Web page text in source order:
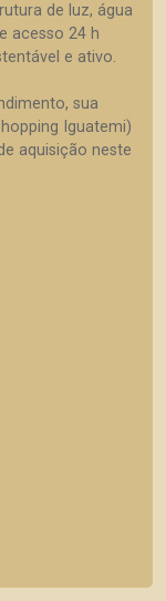
de luz, água
acesso 24 h
e ativo.
sua
Iguatemi)
aquisição neste